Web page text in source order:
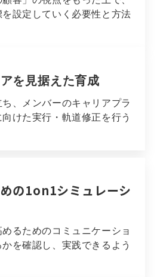
設定していく必要性と方法
を見据えた育成
、メンバーのキャリアプラ
けた実行・軌道修正を行う
の1on1シミュレーシ
るためのコミュニケーショ
を確認し、実践できるよう